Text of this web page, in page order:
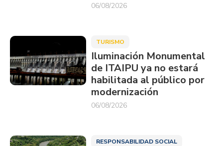
06/08/2026
TURISMO
Iluminación Monumental
de ITAIPU ya no estará
habilitada al público por
modernización
06/08/2026
RESPONSABILIDAD SOCIAL